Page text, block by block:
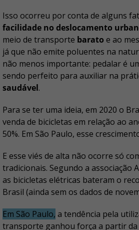
Isso ocorreu por conta de alguns
facilidade no deslocamento
meio de transporte barato e ao
já que não emite poluentes na
não menos importante: pedalar é
sendo perfeito para auxiliar na
saudável.
Para se ter uma ideia, em 2020 o
venda de bicicletas em relação ao
50%. Em São Paulo, esse
E esse viés de alta não ocorre só
tradicionais. Segundo a associação
as bicicletas elétricas bateram o
Brasil (ainda sem os dados de
Em São Paulo, a tendência pela
transporte ganhou força a partir